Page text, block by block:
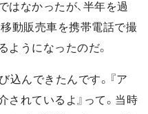
はなかったが、半年を過
動販売車を携帯電話で撮
ようになったのだ。
込んできたんです。『ア
されているよ』って。当時